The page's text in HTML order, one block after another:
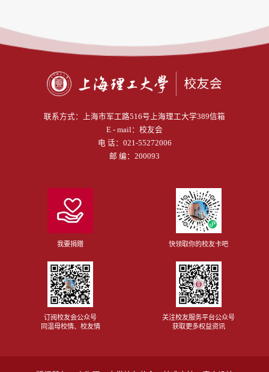
联系方式：
上海市军工路516号上海理工大学389信箱
E - mail： 校友会
电 话： 021-55272006
邮 编：200093
我要捐赠 快领取你的校友卡吧
订阅校友会公众号
同温母校情、校友情
关注校友服务平台公众号
获取更多权益资讯